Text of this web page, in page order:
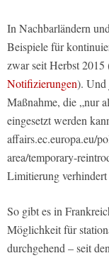
In Nachbarländern
Beispiele für
zwar seit Herbst 2015
Notifizierungen). Und
Maßnahme, die „nur
eingesetzt werden
affairs.ec.europa.eu/
area/temporary-
Limitierung verhindert
So gibt es in
Möglichkeit für
durchgehend – seit